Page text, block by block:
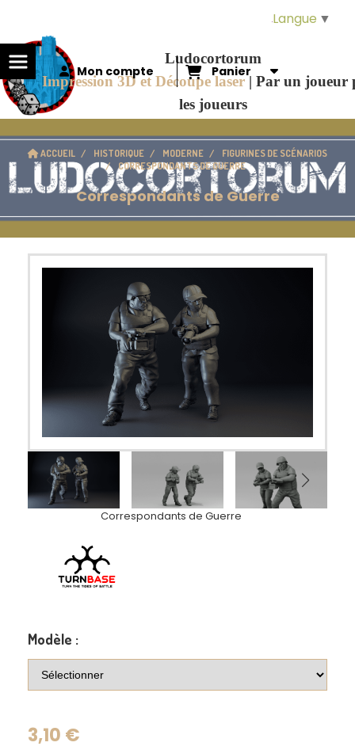
Ludocortorum
Impression 3D et Découpe laser |Par un joueur
les joueurs
Mon compte Panier
ACCUEIL HISTORIQUE MODERNE
FIGURINES DE SCÉNARIOS
CORRESPONDANTS DE GUERRE
Correspondants de Guerre
Correspondants de Guerre
Modèle :
3,10 €
Langue ▼